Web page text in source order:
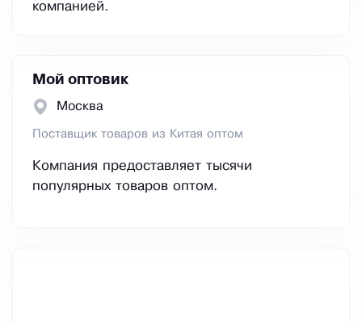
компанией.
Мой оптовик
Москва
Поставщик товаров из Китая оптом
Компания предоставляет тысячи
популярных товаров оптом.